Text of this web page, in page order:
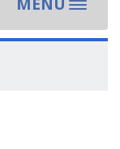
Toggle